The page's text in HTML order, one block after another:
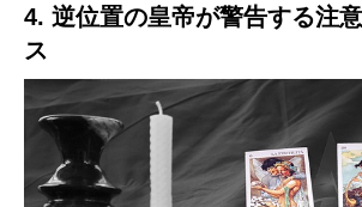
4. 逆位置の皇帝が警告する注
ス